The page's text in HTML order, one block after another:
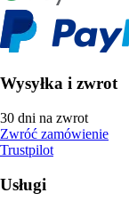
Wysyłka i zwrot
30 dni na zwrot
Zwróć zamówienie
Trustpilot
Usługi